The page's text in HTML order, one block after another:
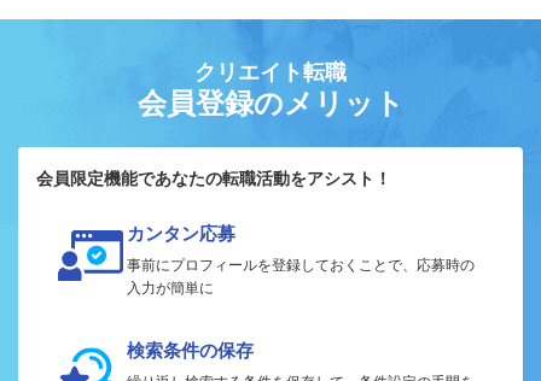
クリエイト転職
会員登録のメリット
会員限定機能であなたの転職活動をアシスト！
カンタン応募
事前にプロフィールを登録しておくことで、応募時の
入力が簡単に
検索条件の保存